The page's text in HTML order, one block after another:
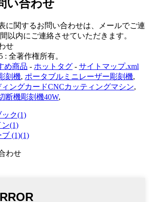
い合わせ
に関するお問い合わせは、メールでご連
以内にご連絡させていただきます。
せ
: 全著作権所有。
め商品 - ホットタグ - サイトマップ.xml
刻機, ポータブルミニレーザー彫刻機,
ィングカードCNCカッティングマシン,
断機彫刻機40W,